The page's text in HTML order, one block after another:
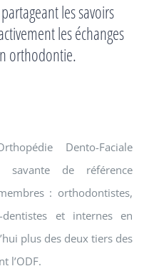
les savoirs
les échanges
orthodontie.
Dento-Faciale
savante de référence
: orthodontistes,
dentistes et internes en
plus des deux tiers des
l’ODF.